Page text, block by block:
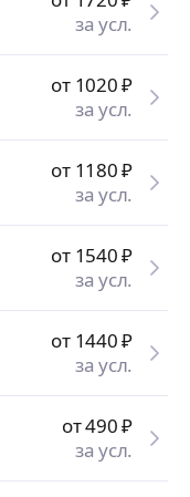
за усл.
от 1020₽
за усл.
от 1180₽
за усл.
от 1540₽
за усл.
от 1440₽
за усл.
от 490₽
за усл.